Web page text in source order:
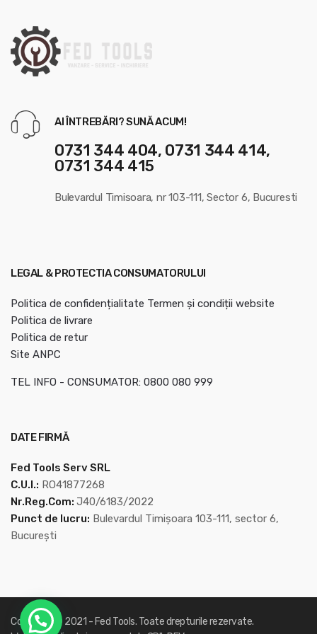
AI ÎNTREBĂRI? SUNĂ ACUM!
0731 344 404, 0731 344 414,
0731 344 415
Bulevardul Timisoara, nr 103-111, Sector 6, Bucuresti
LEGAL & PROTECTIA CONSUMATORULUI
Politica de confidențialitate Termen și condiții website
Politica de livrare
Politica de retur
Site ANPC
TEL INFO - CONSUMATOR: 0800 080 999
DATE FIRMĂ
Fed Tools Serv SRL
C.U.I.: RO41877268
Nr.Reg.Com: J40/6183/2022
Punct de lucru: Bulevardul Timișoara 103-111, sector 6,
București
Copyright © 2021 - Fed Tools. Toate drepturile rezervate.